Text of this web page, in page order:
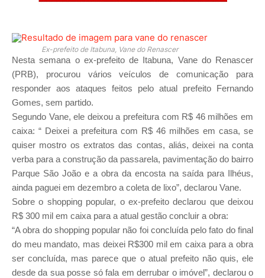
Ex-prefeito de Itabuna, Vane do Renascer
Nesta semana o ex-prefeito de Itabuna, Vane do Renascer
(PRB), procurou vários veículos de comunicação para
responder aos ataques feitos pelo atual prefeito Fernando
Gomes, sem partido.
Segundo Vane, ele deixou a prefeitura com R$ 46 milhões em
caixa: “ Deixei a prefeitura com R$ 46 milhões em casa, se
quiser mostro os extratos das contas, aliás, deixei na conta
verba para a construção da passarela, pavimentação do bairro
Parque São João e a obra da encosta na saída para Ilhéus,
ainda paguei em dezembro a coleta de lixo”, declarou Vane.
Sobre o shopping popular, o ex-prefeito declarou que deixou
R$ 300 mil em caixa para a atual gestão concluir a obra:
“A obra do shopping popular não foi concluída pelo fato do final
do meu mandato, mas deixei R$300 mil em caixa para a obra
ser concluída, mas parece que o atual prefeito não quis, ele
desde da sua posse só fala em derrubar o imóvel”, declarou o